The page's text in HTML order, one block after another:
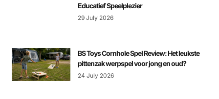
Educatief Speelplezier
29 July 2026
BS Toys Cornhole Spel Review: Het leukste
pittenzak werpspel voor jong en oud?
24 July 2026